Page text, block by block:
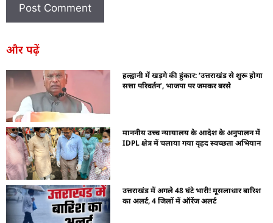
और पढ़ें
हल्द्वानी में खड़गे की हुंकार: ‘उत्तराखंड से शुरू होगा
सत्ता परिवर्तन’, भाजपा पर जमकर बरसे
माननीय उच्च न्यायालय के आदेश के अनुपालन में
IDPL क्षेत्र में चलाया गया वृहद स्वच्छता अभियान
उत्तराखंड में अगले 48 घंटे भारी! मूसलाधार बारिश
का अलर्ट, 4 जिलों में ऑरेंज अलर्ट